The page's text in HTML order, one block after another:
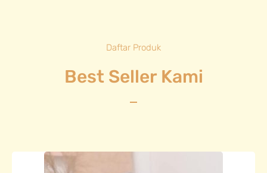
Daftar Produk
Best Seller Kami